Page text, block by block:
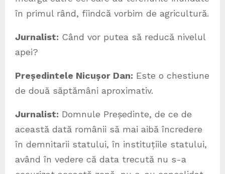
în primul rând, fiindcă vorbim de agricultură.
Jurnalist: Când vor putea să reducă nivelul
apei?
Președintele Nicușor Dan: Este o chestiune
de două săptămâni aproximativ.
Jurnalist: Domnule Președinte, de ce de
această dată românii să mai aibă încredere
în demnitarii statului, în instituțiile statului,
având în vedere că data trecută nu s-a